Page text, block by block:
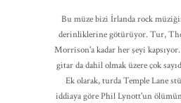
Bu müze bizi İrlanda rock
derinliklerine götürüyor. Tur,
Morrison'a kadar her şeyi kapsıyor.
gitar da dahil olmak üzere çok
Ek olarak, turda Temple Lane
iddiaya göre Phil Lynott'un